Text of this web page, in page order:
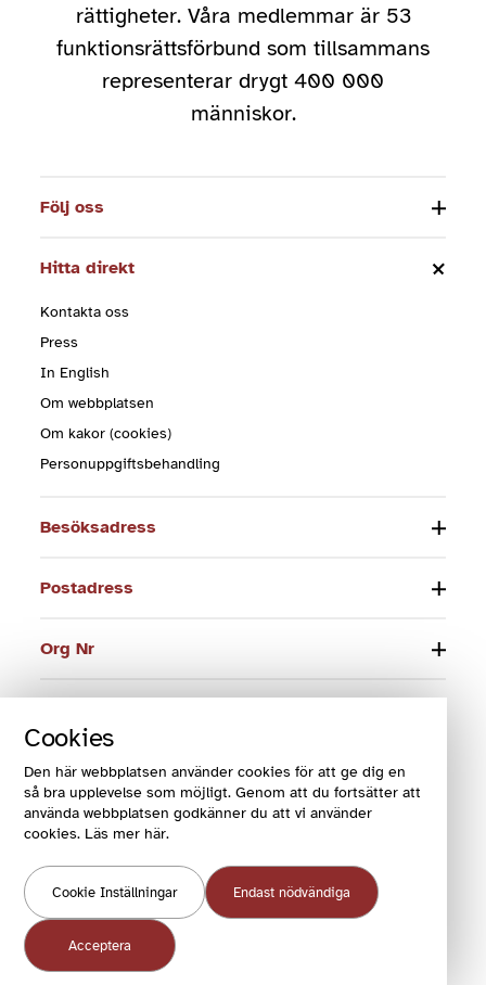
Cookies
Den här webbplatsen använder cookies för att ge dig en
så bra upplevelse som möjligt. Genom att du fortsätter att
använda webbplatsen godkänner du att vi använder
cookies. Läs mer här.
Cookie Inställningar Endast nödvändiga
Acceptera
rättigheter. Våra medlemmar är 53
funktionsrättsförbund som tillsammans
representerar drygt 400 000
människor.
Följ oss
Hitta direkt
Kontakta oss
Press
In English
Om webbplatsen
Om kakor (cookies)
Personuppgiftsbehandling
Besöksadress
Postadress
Org Nr
E-post
© 2024 Funktionsrätt Sverige
COOKIES OCH VILLKOR
COOKIEINSTÄLLNINGAR